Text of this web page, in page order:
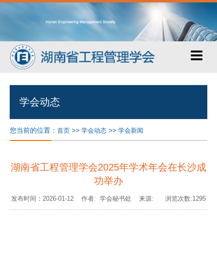
学会动态
您当前的位置： 首页 >> 学会动态 >> 学会新闻
湖南省工程管理学会2025年学术年会在长沙成
功举办
发布时间：2026-01-12 作者: 学会秘书处 来源: 浏览次数:1295